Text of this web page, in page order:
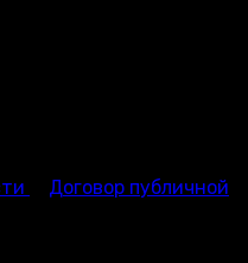
Договор публичной